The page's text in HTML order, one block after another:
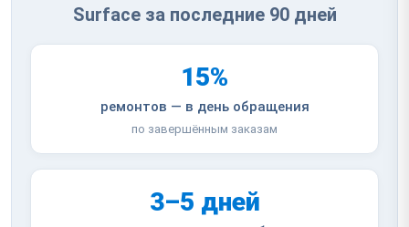
Surface за последние 90 дней
15%
ремонтов — в день обращения
по завершённым заказам
3–5 дней